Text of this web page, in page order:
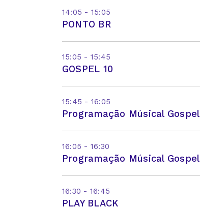
14:05 - 15:05
PONTO BR
15:05 - 15:45
GOSPEL 10
15:45 - 16:05
Programação Músical Gospel
16:05 - 16:30
Programação Músical Gospel
16:30 - 16:45
PLAY BLACK